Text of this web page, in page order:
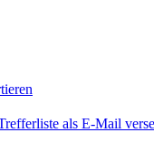
als E-Mail